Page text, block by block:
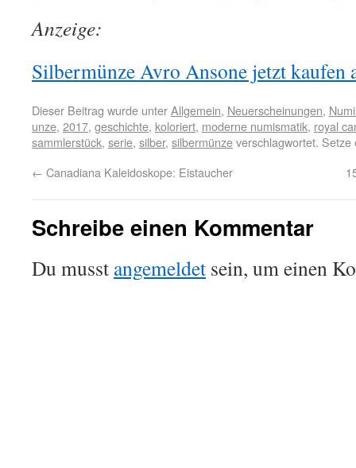
Anzeige:
Silbermünze Avro Ansone jetzt kaufen
Dieser Beitrag wurde unterAllgemein, Neuerscheinungen,
unze, 2017, geschichte, koloriert, moderne numismatik, royal
sammlerstück, serie, silber, silbermünzeverschlagwortet.
← Canadiana Kaleidoskope: Eistaucher
Schreibe einen Kommentar
Du musst angemeldet sein, um einen